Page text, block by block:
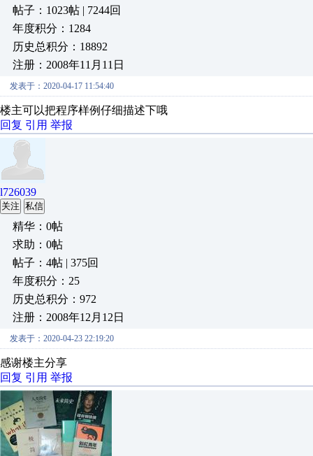
帖子：1023帖 | 7244回
年度积分：1284
历史总积分：18892
注册：2008年11月11日
发表于：2020-04-17 11:54:40
楼主可以把程序样例仔细描述下哦
回复 引用 举报
l726039
关注 私信
精华：0帖
求助：0帖
帖子：4帖 | 375回
年度积分：25
历史总积分：972
注册：2008年12月12日
发表于：2020-04-23 22:19:20
感谢楼主分享
回复 引用 举报